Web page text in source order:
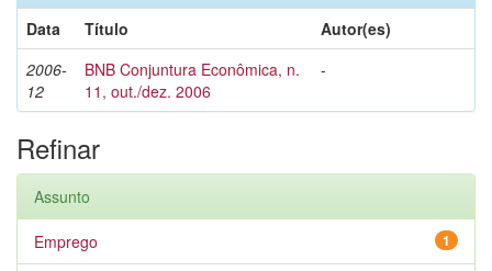
Data
Título
Autor(es)
2006-
12
BNB Conjuntura Econômica, n.
11, out./dez. 2006
-
Refinar
Assunto
1
Emprego